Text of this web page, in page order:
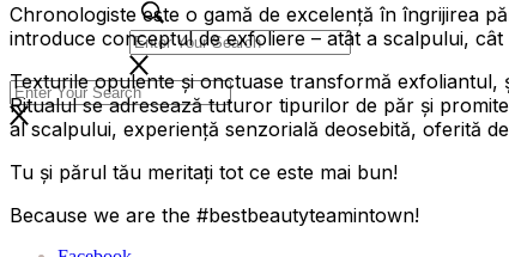
Chronologiste este o gamă de excelență în îngrijirea
introduce conceptul de exfoliere – atât a scalpului, cât
Texturile opulente și onctuase transformă
Ritualul se adresează tuturor tipurilor de păr și
al scalpului, experiență senzorială deosebită, oferită
Tu și părul tău meritați tot ce este mai bun!
Because we are the #bestbeautyteamintown!